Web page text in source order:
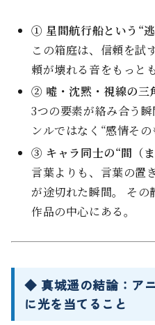
① 星間航行船という“
この箱庭は、信頼を試
頼が壊れる音をもっと
② 嘘・沈黙・視線の三
3つの要素が絡み合う
ンルではなく“感情その
③ キャラ同士の“間（
言葉よりも、言葉の置
が途切れた瞬間。 そ
作品の中心にある。
◆ 真城遥の結論：ア
に光を当てること